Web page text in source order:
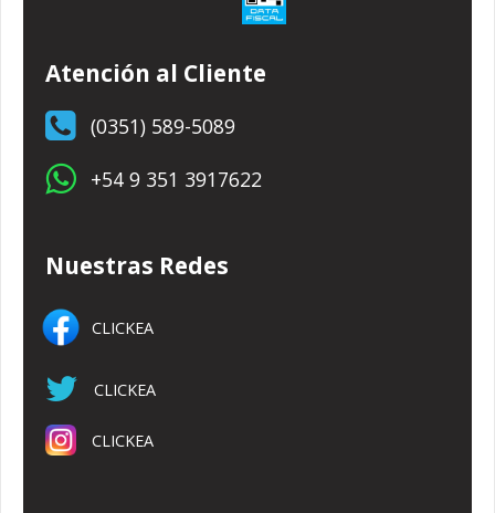
Atención al Cliente
(0351) 589-5089
+54 9 351 3917622
Nuestras Redes
CLICKEA
CLICKEA
CLICKEA